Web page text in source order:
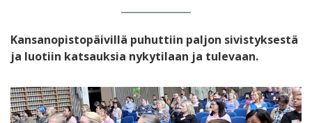
Kansanopistopäivillä puhuttiin paljon sivistyksestä
ja luotiin katsauksia nykytilaan ja tulevaan.